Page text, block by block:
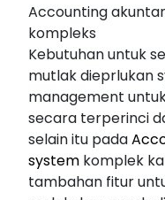
Accounting
kompleks
Kebutuhan untuk
mutlak dieprlukan
management
secara terperinci
selain itu pada
system komplek
tambahan fitur